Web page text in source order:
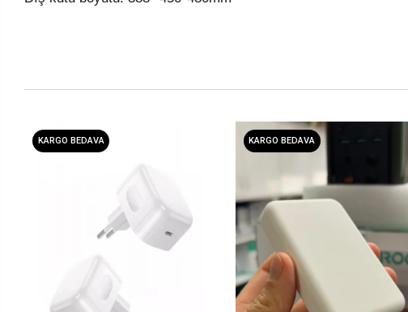
KARGO BEDAVA KARGO BEDAVA